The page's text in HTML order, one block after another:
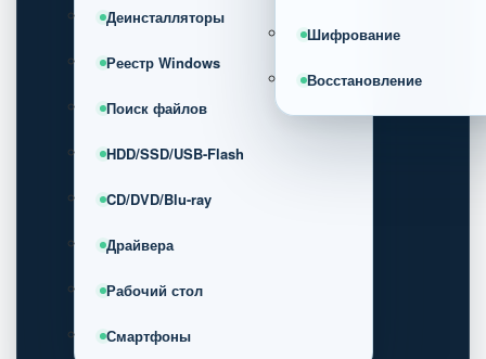
Деинсталляторы
Реестр Windows
Поиск файлов
HDD/SSD/USB-Flash
CD/DVD/Blu-ray
Драйвера
Рабочий стол
Смартфоны
Шифрование
Восстановление